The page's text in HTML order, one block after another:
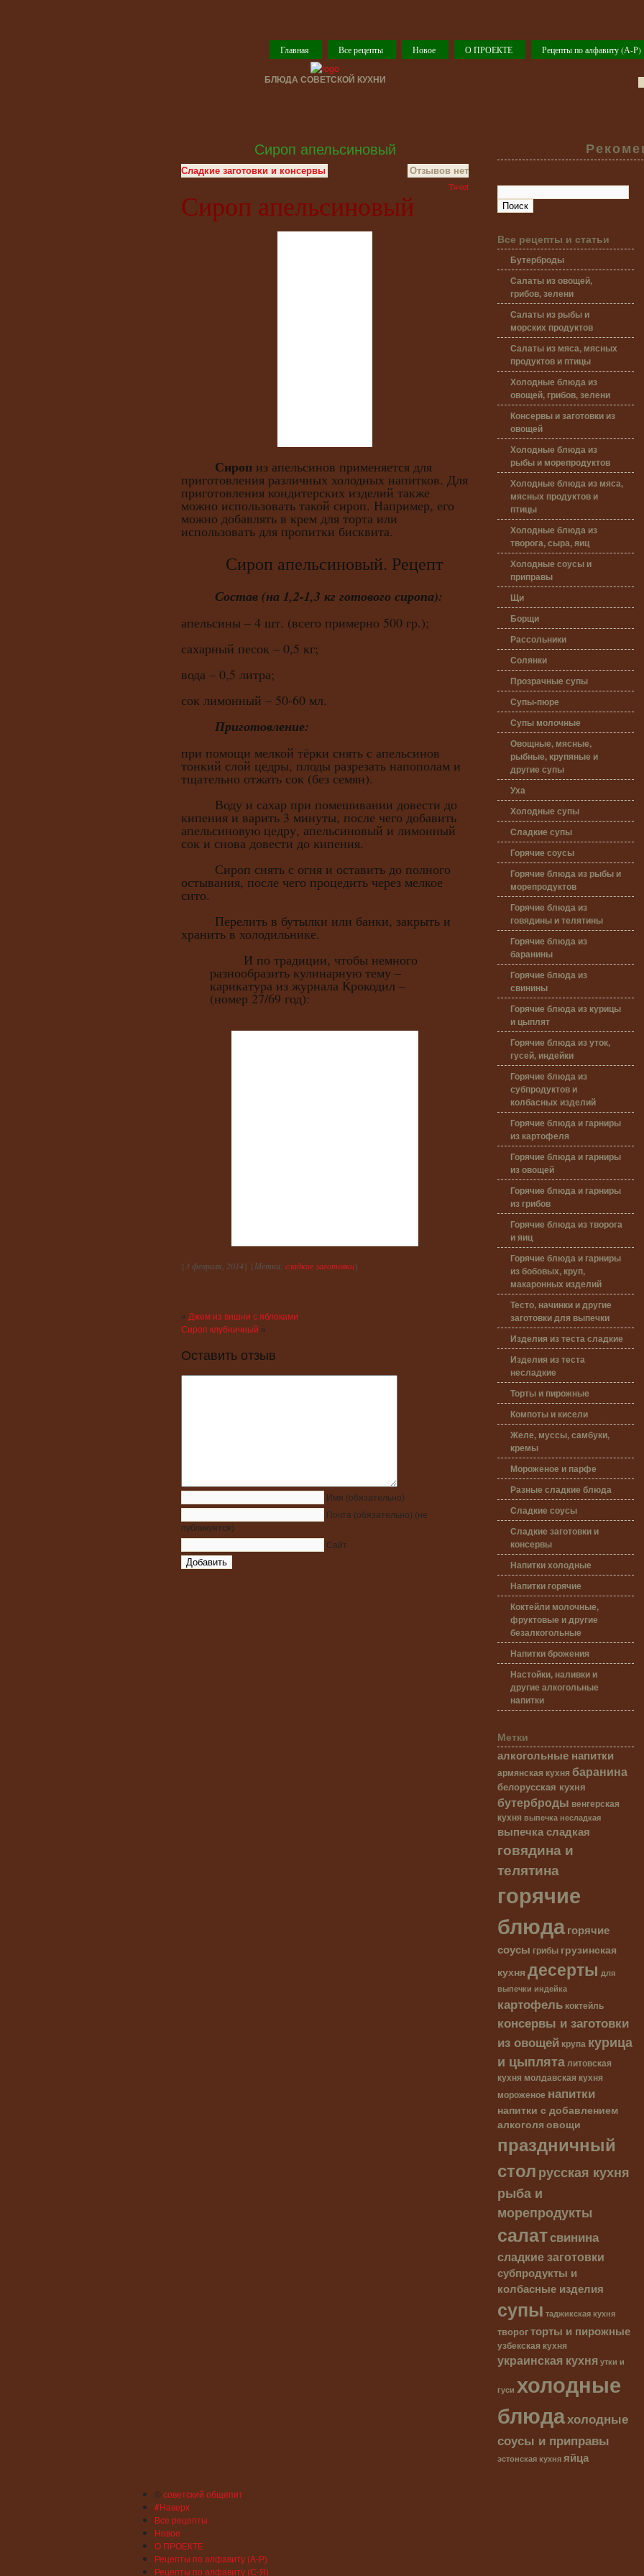
Главная Все рецепты Новое О ПРОЕКТЕ Рецепты по алфавиту (А-Р)
БЛЮДА СОВЕТСКОЙ КУХНИ
Сироп апельсиновый
Сладкие заготовки и консервы Отзывов нет
Tweet
Сироп апельсиновый
Сироп из апельсинов применяется для
приготовления различных холодных напитков. Для
приготовления кондитерских изделий также
можно использовать такой сироп. Например, его
можно добавлять в крем для торта или
использовать для пропитки бисквита.
Сироп апельсиновый. Рецепт
Состав (на 1,2-1,3 кг готового сиропа):
апельсины – 4 шт. (всего примерно 500 гр.);
сахарный песок – 0,5 кг;
вода – 0,5 литра;
сок лимонный – 50-60 мл.
Приготовление:
при помощи мелкой тёрки снять с апельсинов
тонкий слой цедры, плоды разрезать напополам и
тщательно отжать сок (без семян).
Воду и сахар при помешивании довести до
кипения и варить 3 минуты, после чего добавить
апельсиновую цедру, апельсиновый и лимонный
сок и снова довести до кипения.
Сироп снять с огня и оставить до полного
остывания, после чего процедить через мелкое
сито.
Перелить в бутылки или банки, закрыть и
хранить в холодильнике.
И по традиции, чтобы немного
разнообразить кулинарную тему –
карикатура из журнала Крокодил –
(номер 27/69 год):
{ 3 февраля, 2014} {Метки: сладкие заготовки}
« Джем из вишни с яблоками
Сироп клубничный »
Оставить отзыв
Имя (обязательно)
Почта (обязательно) (не
публикуется)
Сайт
Все рецепты и статьи
Бутерброды
Салаты из овощей,
грибов, зелени
Салаты из рыбы и
морских продуктов
Салаты из мяса, мясных
продуктов и птицы
Холодные блюда из
овощей, грибов, зелени
Консервы и заготовки из
овощей
Холодные блюда из
рыбы и морепродуктов
Холодные блюда из мяса,
мясных продуктов и
птицы
Холодные блюда из
творога, сыра, яиц
Холодные соусы и
приправы
Щи
Борщи
Рассольники
Солянки
Прозрачные супы
Супы-пюре
Супы молочные
Овощные, мясные,
рыбные, крупяные и
другие супы
Уха
Холодные супы
Сладкие супы
Горячие соусы
Горячие блюда из рыбы и
морепродуктов
Горячие блюда из
говядины и телятины
Горячие блюда из
баранины
Горячие блюда из
свинины
Горячие блюда из курицы
и цыплят
Горячие блюда из уток,
гусей, индейки
Горячие блюда из
субпродуктов и
колбасных изделий
Горячие блюда и гарниры
из картофеля
Горячие блюда и гарниры
из овощей
Горячие блюда и гарниры
из грибов
Горячие блюда из творога
и яиц
Горячие блюда и гарниры
из бобовых, круп,
макаронных изделий
Тесто, начинки и другие
заготовки для выпечки
Изделия из теста сладкие
Изделия из теста
несладкие
Торты и пирожные
Компоты и кисели
Желе, муссы, самбуки,
кремы
Мороженое и парфе
Разные сладкие блюда
Сладкие соусы
Сладкие заготовки и
консервы
Напитки холодные
Напитки горячие
Коктейли молочные,
фруктовые и другие
безалкогольные
Напитки брожения
Настойки, наливки и
другие алкогольные
напитки
Метки
алкогольные напитки
армянская кухня баранина
белорусская кухня
бутерброды венгерская
кухня выпечка несладкая
выпечка сладкая
говядина и
телятина
горячие
блюдагорячие
соусы грибы грузинская
кухня десерты для
выпечки индейка
картофель коктейль
консервы и заготовки
из овощей крупа курица
и цыпляталитовская
кухня молдавская кухня
мороженое напитки
напитки с добавлением
алкоголя овощи
праздничный
столрусская кухня
рыба и
морепродукты
салатсвинина
сладкие заготовки
субпродукты и
колбасные изделия
супы таджикская кухня
творогторты и пирожные
узбекская кухня
украинская кухня утки и
гуси холодные
блюдахолодные
соусы и приправы
эстонская кухня яйца
©советский общепит
#Наверх
Все рецепты
Новое
О ПРОЕКТЕ
Рецепты по алфавиту (А-Р)
Рецепты по алфавиту (С-Я)